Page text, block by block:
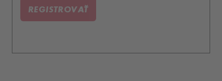
stínech, aby odhalili viníky ohrožující
nedotknutelnost terénní newyorské pobočky.
REGISTROVAŤ